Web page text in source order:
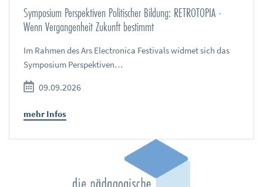
Symposium Perspektiven Politischer Bildung: RETROTOPIA -
Wenn Vergangenheit Zukunft bestimmt
Im Rahmen des Ars Electronica Festivals widmet sich das
Symposium Perspektiven…
09.09.2026
mehr Infos